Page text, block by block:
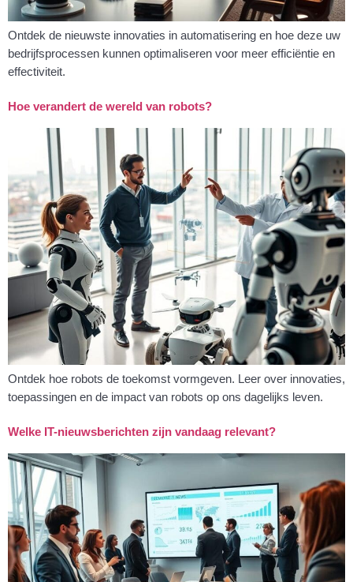
Ontdek de nieuwste innovaties in automatisering en hoe deze uw
bedrijfsprocessen kunnen optimaliseren voor meer efficiëntie en
effectiviteit.
Hoe verandert de wereld van robots?
Ontdek hoe robots de toekomst vormgeven. Leer over innovaties,
toepassingen en de impact van robots op ons dagelijks leven.
Welke IT-nieuwsberichten zijn vandaag relevant?